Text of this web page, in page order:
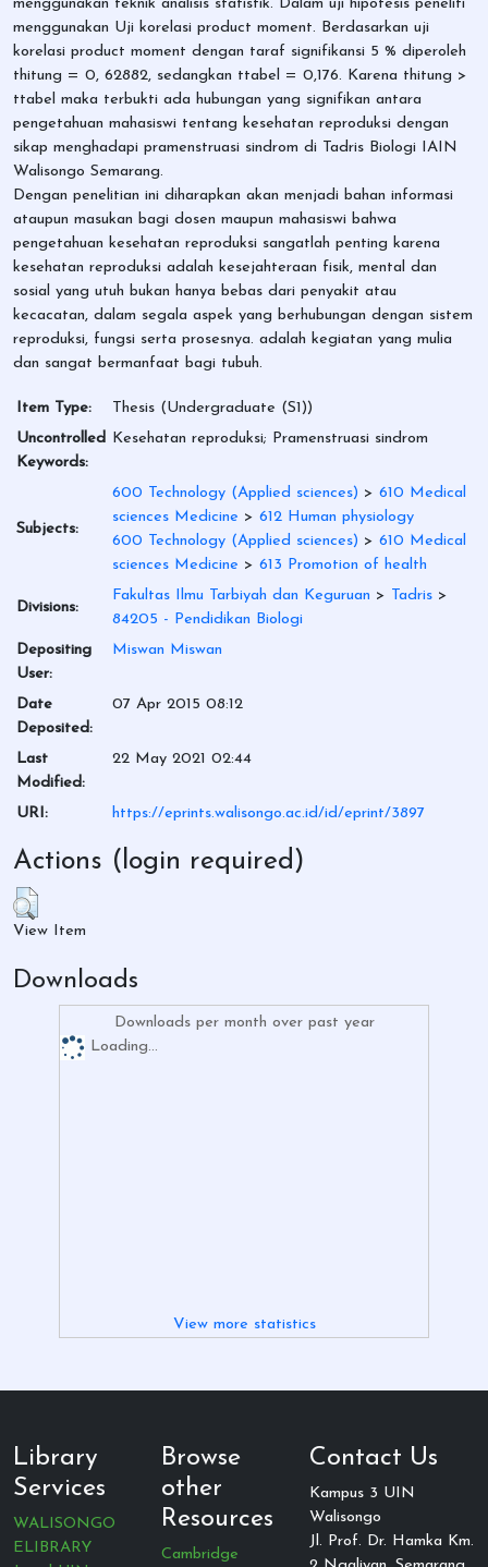
menggunakan teknik analisis statistik. Dalam uji hipotesis peneliti
menggunakan Uji korelasi product moment. Berdasarkan uji
korelasi product moment dengan taraf signifikansi 5 % diperoleh
thitung = 0, 62882, sedangkan ttabel = 0,176. Karena thitung >
ttabel maka terbukti ada hubungan yang signifikan antara
pengetahuan mahasiswi tentang kesehatan reproduksi dengan
sikap menghadapi pramenstruasi sindrom di Tadris Biologi IAIN
Walisongo Semarang.
Dengan penelitian ini diharapkan akan menjadi bahan informasi
ataupun masukan bagi dosen maupun mahasiswi bahwa
pengetahuan kesehatan reproduksi sangatlah penting karena
kesehatan reproduksi adalah kesejahteraan fisik, mental dan
sosial yang utuh bukan hanya bebas dari penyakit atau
kecacatan, dalam segala aspek yang berhubungan dengan sistem
reproduksi, fungsi serta prosesnya. adalah kegiatan yang mulia
dan sangat bermanfaat bagi tubuh.
Item Type:
Thesis (Undergraduate (S1))
Uncontrolled
Keywords:
Kesehatan reproduksi; Pramenstruasi sindrom
Subjects:
600 Technology (Applied sciences) > 610 Medical
sciences Medicine > 612 Human physiology
600 Technology (Applied sciences) > 610 Medical
sciences Medicine > 613 Promotion of health
Divisions:
Fakultas Ilmu Tarbiyah dan Keguruan > Tadris >
84205 - Pendidikan Biologi
Depositing
User:
Miswan Miswan
Date
Deposited:
07 Apr 2015 08:12
Last
Modified:
22 May 2021 02:44
URI: https://eprints.walisongo.ac.id/id/eprint/3897
Actions (login required)
View Item
Downloads
Downloads per month over past year
Loading...
View more statistics
Library
Services
WALISONGO
ELIBRARY
Browse
other
Resources
Cambridge
Contact Us
Kampus 3 UIN
Walisongo
Jl. Prof. Dr. Hamka Km.